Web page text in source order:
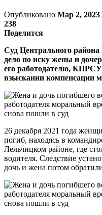
Опубликовано Мар 2, 2023
238
Поделится
Суд Центрального
дело по иску жены и
его работодателю,
взыскании компенсации
26 декабря 2021 года
погиб, находясь в
Лельчицком районе, где
водителя. Следствие
дочь и жена потом